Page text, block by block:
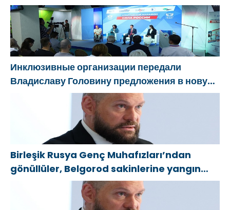
teklifler sundu
Инклюзивные организации передали
Владиславу Головину предложения в новую
Народную программу «Единой России»
Birleşik Rusya Genç Muhafızları’ndan
gönüllüler, Belgorod sakinlerine yangın
söndürücüler ve jeneratörler konusunda
yardımcı olacak